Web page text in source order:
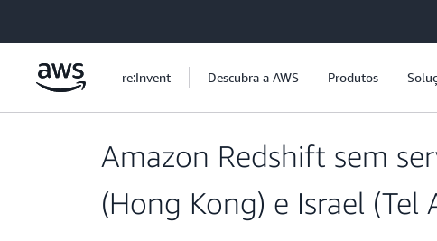
re:Invent Descubra a AWS Produtos
Amazon Redshift sem
(Hong Kong) e Israel (Tel